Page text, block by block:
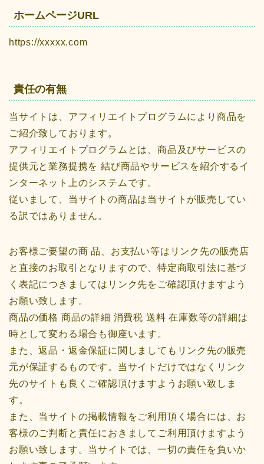
ホームページURL
https://xxxxx.com
責任の有無
当サイトは、アフィリエイトプログラムにより商品を
ご紹介致しております。
アフィリエイトプログラムとは、商品及びサービスの
提供元と業務提携を 結び商品やサービスを紹介するイ
ンターネット上のシステムです。
従いまして、当サイトの商品は当サイトが販売してい
る訳ではありません。
お客様ご要望の商 品、お支払い等はリンク先の販売店
と直接のお取引となりますので、特定商取引法に基づ
く表記につきましてはリンク先をご確認頂けますよう
お願い致します。
商品の価格 商品の詳細 消費税 送料 在庫数等の詳細は
時として変わる場合も御座います。
また、返品・返金保証に関しましてもリンク先の販売
元が保証するものです。当サイトだけではなくリンク
先のサイトも良くご確認頂けますようお願い致しま
す。
また、当サイトの掲載情報をご利用頂く場合には、お
客様のご判断と責任におきましてご利用頂けますよう
お願い致します。当サイトでは、一切の責任を負いか